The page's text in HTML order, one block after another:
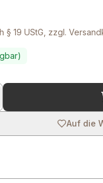
§ 19 UStG, zzgl.
Auf die